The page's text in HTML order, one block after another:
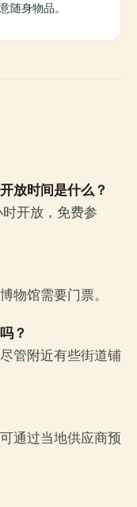
随身物品。
放时间是什么？
开放，免费参
物馆需要门票。
？
管附近有些街道铺
通过当地供应商预